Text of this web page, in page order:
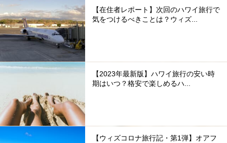
【在住者レポート】次回のハワイ旅行で
気をつけるべきことは？ウィズ...
【2023年最新版】ハワイ旅行の安い時
期はいつ？格安で楽しめるハ...
【ウィズコロナ旅行記・第1弾】オアフ